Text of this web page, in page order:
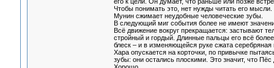
Чтобы понимать это, нет нужды читать его
Мунин сжимает неудобные человеческие зубы.
В следующий миг события более не имеют
Всё движение вокруг прекращается: застывают
стройный и гордый. Длинные пальцы его всё
блеск – и в изменяющейся руке сжата серебряная
Хара опускается на корточки, по привычке
зубы: они остались плоскими. Это значит, что